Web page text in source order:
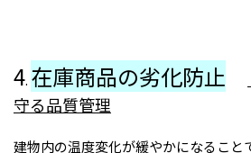
4. 在庫商品の劣化防止
守る品質管理
建物内の温度変化が緩やかになること